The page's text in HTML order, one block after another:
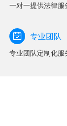
一对一提供法律服
专业团队
专业团队定制化服